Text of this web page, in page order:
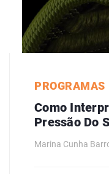
PROGRAMAS
Como
Pressão Do
Marina Cunha